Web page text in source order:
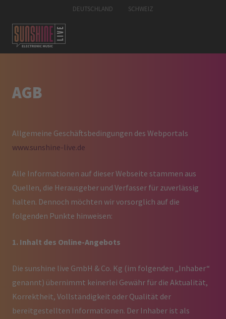
DEUTSCHLAND SCHWEIZ
AGB
Allgemeine Geschäftsbedingungen des Webportals
www.sunshine-live.de
Alle Informationen auf dieser Webseite stammen aus
Quellen, die Herausgeber und Verfasser für zuverlässig
halten. Dennoch möchten wir vorsorglich auf die
folgenden Punkte hinweisen:
1. Inhalt des Online-Angebots
Die sunshine live GmbH & Co. Kg (im folgenden „Inhaber“
genannt) übernimmt keinerlei Gewähr für die Aktualität,
Korrektheit, Vollständigkeit oder Qualität der
bereitgestellten Informationen. Der Inhaber ist als